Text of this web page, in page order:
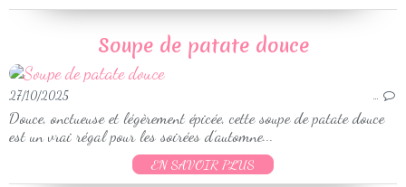
Soupe de patate douce
27/10/2025 …
Douce, onctueuse et légèrement épicée, cette soupe de patate douce
est un vrai régal pour les soirées d’automne...
EN SAVOIR PLUS